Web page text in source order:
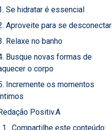
Se hidratar é essencial
Aproveite para se desconectar
Relaxe no banho
Busque novas formas de
o corpo
Incremente os momentos
Redação Positiv.A
Compartilhe este conteúdo: